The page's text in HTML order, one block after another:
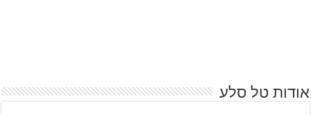
אודות טל סלע